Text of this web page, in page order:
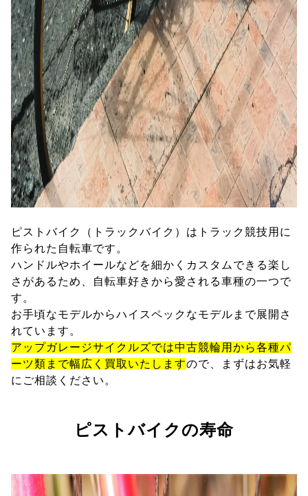
ピストバイク（トラックバイク）はトラック競技用に
作られた自転車です。
ハンドルやホイールなどを細かくカスタムできる楽し
さがあるため、自転車好きから愛される車種の一つで
す。
お手頃なモデルからハイスペックなモデルまで展開さ
れています。
アップガレージサイクルズでは中古競輪用から各種パ
ーツ類まで幅広く買取いたしますので、まずはお気軽
にご相談ください。
ピストバイクの寿命